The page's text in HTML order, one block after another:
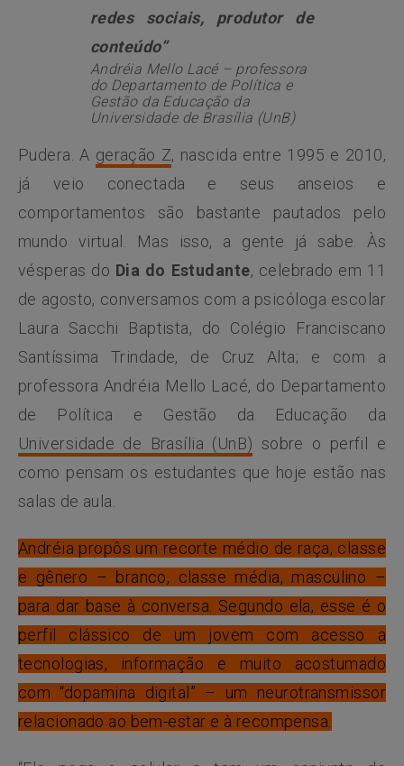
redes sociais, produtor de
conteúdo”
Andréia Mello Lacé – professora
do Departamento de Política e
Gestão da Educação da
Universidade de Brasília (UnB)
Pudera. A geração Z, nascida entre 1995 e 2010,
já veio conectada e seus anseios e
comportamentos são bastante pautados pelo
mundo virtual. Mas isso, a gente já sabe. Às
vésperas do Dia do Estudante, celebrado em 11
de agosto, conversamos com a psicóloga escolar
Laura Sacchi Baptista, do Colégio Franciscano
Santíssima Trindade, de Cruz Alta; e com a
professora Andréia Mello Lacé, do Departamento
de Política e Gestão da Educação da
Universidade de Brasília (UnB) sobre o perfil e
como pensam os estudantes que hoje estão nas
salas de aula.
Andréia propôs um recorte médio de raça, classe
e gênero – branco, classe média, masculino –
para dar base à conversa. Segundo ela, esse é o
perfil clássico de um jovem com acesso a
tecnologias, informação e muito acostumado
com “dopamina digital” – um neurotransmissor
relacionado ao bem-estar e à recompensa.